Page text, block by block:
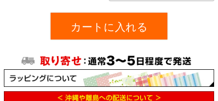
カートに入れる